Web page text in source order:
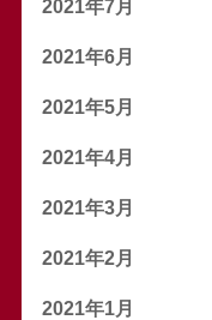
2021年7月
2021年6月
2021年5月
2021年4月
2021年3月
2021年2月
2021年1月